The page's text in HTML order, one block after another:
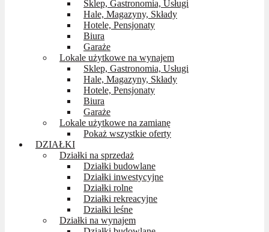
Sklep, Gastronomia, Usługi
Hale, Magazyny, Składy
Hotele, Pensjonaty
Biura
Garaże
Lokale użytkowe na wynajem
Sklep, Gastronomia, Usługi
Hale, Magazyny, Składy
Hotele, Pensjonaty
Biura
Garaże
Lokale użytkowe na zamianę
Pokaż wszystkie oferty
DZIAŁKI
Działki na sprzedaż
Działki budowlane
Działki inwestycyjne
Działki rolne
Działki rekreacyjne
Działki leśne
Działki na wynajem